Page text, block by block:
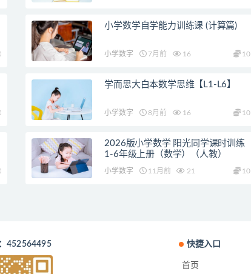
小学数学自学能力训练课 (计算篇)
小学数字 7月前 16 10
学而思大白本数学思维【L1-L6】
小学数字 8月前 16 10
2026版小学数学 阳光同学课时训练
1-6年级上册（数学）（人教）
小学数字 11月前 21 10
452564495 快捷入口
首页